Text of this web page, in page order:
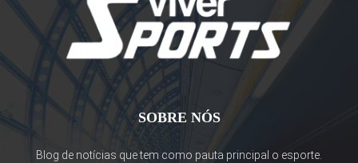
SOBRE NÓS
Blog de notícias que tem como pauta principal o esporte.